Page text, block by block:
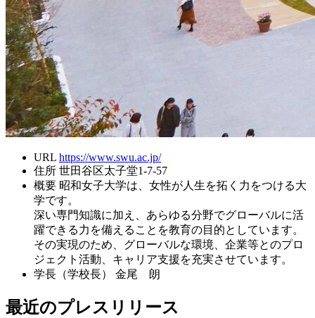
URL https://www.swu.ac.jp/
住所 世田谷区太子堂1-7-57
概要 昭和女子大学は、女性が人生を拓く力をつける大
学です。
深い専門知識に加え、あらゆる分野でグローバルに活
躍できる力を備えることを教育の目的としています。
その実現のため、グローバルな環境、企業等とのプロ
ジェクト活動、キャリア支援を充実させています。
学長（学校長）
金尾 朗
最近のプレスリリース